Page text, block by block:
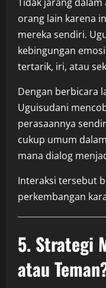
orang lain karena
mereka sendiri.
kebingungan
tertarik, iri, atau
Dengan berbicara
Uguisudani
perasaannya
cukup umum
mana dialog
Interaksi tersebut
perkembangan
5. Strategi
atau